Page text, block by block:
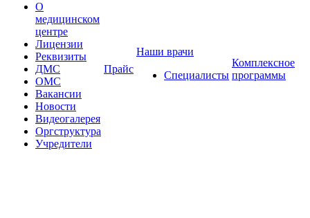
О
медицинском
центре
Лицензии
Реквизиты
ДМС
ОМС
Вакансии
Новости
Видеогалерея
Оргструктура
Учредители
Прайс
Наши врачи
Специалисты
Комплексное
программы